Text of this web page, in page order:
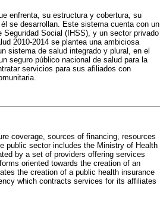
enfrenta, su estructura y cobertura, su
se desarrollan. Este sistema cuenta con un
Social (IHSS), y un sector privado
2010-2014 se plantea una ambiciosa
sistema de salud integrado y plural, en el
seguro público nacional de salud para la
servicios para sus afiliados con
coverage, sources of financing, resources
public sector includes the Ministry of Health
by a set of providers offering services
oriented towards the creation of an
the creation of a public health insurance
which contracts services for its affiliates